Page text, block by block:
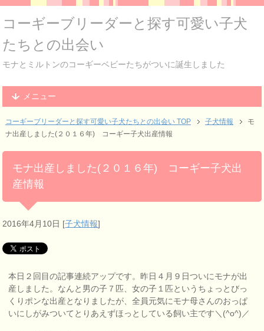
コーギーブリーダーと探す可愛い子犬
たちとの出会い
モナとミルトンのコーギーベビーたちがついに誕生しました
メニュー
コーギーブリーダーと探す可愛い子犬たちとの出会い TOP 子犬情報
モ
ナ出産しました(２０１６年) コーギー子犬出産情報
モナ出産しました(２０１６年) コーギー子犬出
産情報
2016年4月10日 [子犬情報]
本日２回目の記事連続アップです。昨日４月９日ついにモナが出
産しました。なんと男の子７匹、女の子１匹というちょっとびっ
くりポンな出産となりましたが、全員元気にモナ母さんのおっぱ
いにしがみついてとりあえずほっとしている飼い主です＼(^o^)／